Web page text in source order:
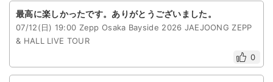
最高に楽しかったです。ありがとうございました。
07/12(日) 19:00 Zepp Osaka Bayside 2026 JAEJOONG ZEPP
& HALL LIVE TOUR
0